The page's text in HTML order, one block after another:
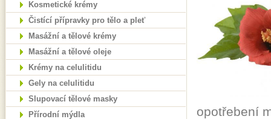
Kosmetické krémy
Čistící přípravky pro tělo a pleť
Masážní a tělové krémy
Masážní a tělové oleje
Krémy na celulitidu
Gely na celulitidu
Slupovací tělové masky
Přírodní mýdla
opotřebení